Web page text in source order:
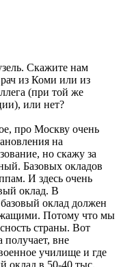
Скажите нам
из Коми или из
(при той же
или нет?
про Москву очень
на
но скажу за
Базовых окладов
И здесь очень
оклад. В
оклад должен
Потому что мы
страны. Вот
вне
училище и где
оклад в 50-40 тыс.